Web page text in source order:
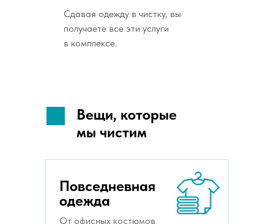
Сдавая одежду в чистку, вы
получаете все эти услуги
в комплексе.
Повседневная
одежда
От офисных костюмов
Вещи, которые
мы чистим